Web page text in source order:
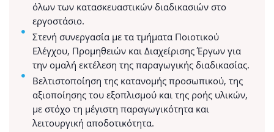
όλων των κατασκευαστικών διαδικασιών στο
εργοστάσιο.
Στενή συνεργασία με τα τμήματα Ποιοτικού
Ελέγχου, Προμηθειών και Διαχείρισης Έργων για
την ομαλή εκτέλεση της παραγωγικής διαδικασίας.
Βελτιστοποίηση της κατανομής προσωπικού, της
αξιοποίησης του εξοπλισμού και της ροής υλικών,
με στόχο τη μέγιστη παραγωγικότητα και
λειτουργική αποδοτικότητα.